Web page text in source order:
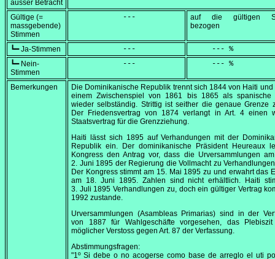
ausser Betracht
Gültige (=
massgebende)
Stimmen
            ---
auf die gültigen
bezogen
┗━ Ja-Stimmen
            ---
     --- %
┗━ Nein-
Stimmen
            ---
     --- %
Bemerkungen
Die Dominikanische Republik trennt sich 1844 von Haiti und
einem Zwischenspiel von 1861 bis 1865 als spanische
wieder selbständig. Strittig ist seither die genaue Grenze
Der Friedensvertrag von 1874 verlangt in Art. 4 einen
Staatsvertrag für die Grenzziehung.
Haiti lässt sich 1895 auf Verhandungen mit der
Republik ein. Der dominikanische Präsident Heureaux
Kongress den Antrag vor, dass die Urversammlungen
2. Juni 1895 der Regierung die Vollmacht zu
Der Kongress stimmt am 15. Mai 1895 zu und erwahrt das
am 18. Juni 1895. Zahlen sind nicht erhältlich. Haiti
3. Juli 1895 Verhandlungen zu, doch ein gültiger Vertrag
1992 zustande.
Urversammlungen (Asambleas Primarias) sind in der
von 1887 für Wahlgeschäfte vorgesehen, das
möglicher Verstoss gegen Art. 87 der Verfassung.
Abstimmungsfragen:
"1º Si debe o no acogerse como base de arreglo el uti